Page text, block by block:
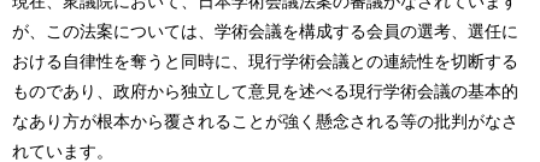
が、この法案については、学術会議を構成する会員の選考、選任に
おける自律性を奪うと同時に、現行学術会議との連続性を切断する
ものであり、政府から独立して意見を述べる現行学術会議の基本的
なあり方が根本から覆されることが強く懸念される等の批判がなさ
れています。